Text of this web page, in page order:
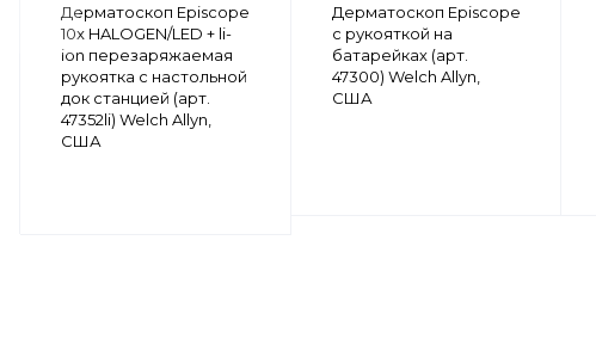
Дерматоскоп Episcope
10x HALOGEN/LED + li-
ion перезаряжаемая
рукоятка с настольной
док станцией (арт.
47352li) Welch Allyn,
США
Дерматоскоп Episcope
с рукояткой на
батарейках (арт.
47300) Welch Allyn,
США